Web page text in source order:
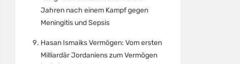
Jahren nach einem Kampf gegen
Meningitis und Sepsis
Hasan Ismaiks Vermögen: Vom ersten
Milliardär Jordaniens zum Vermögen